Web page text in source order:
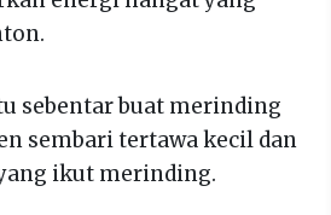
sebentar buat merinding
sembari tertawa kecil dan
ikut merinding.